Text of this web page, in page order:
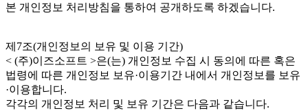
본 개인정보 처리방침을 통하여 공개하도록 하겠습니다.
제7조(개인정보의 보유 및 이용 기간)
< (주)이즈소프트 >은(는) 개인정보 수집 시 동의에 따른 혹은
법령에 따른 개인정보 보유·이용기간 내에서 개인정보를 보유
·이용합니다.
각각의 개인정보 처리 및 보유 기간은 다음과 같습니다.